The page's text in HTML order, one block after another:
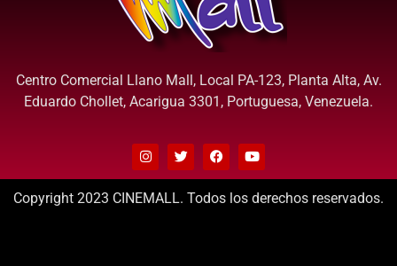
Centro Comercial Llano Mall, Local PA-123, Planta Alta, Av.
Eduardo Chollet, Acarigua 3301, Portuguesa, Venezuela.
Copyright 2023 CINEMALL. Todos los derechos reservados.